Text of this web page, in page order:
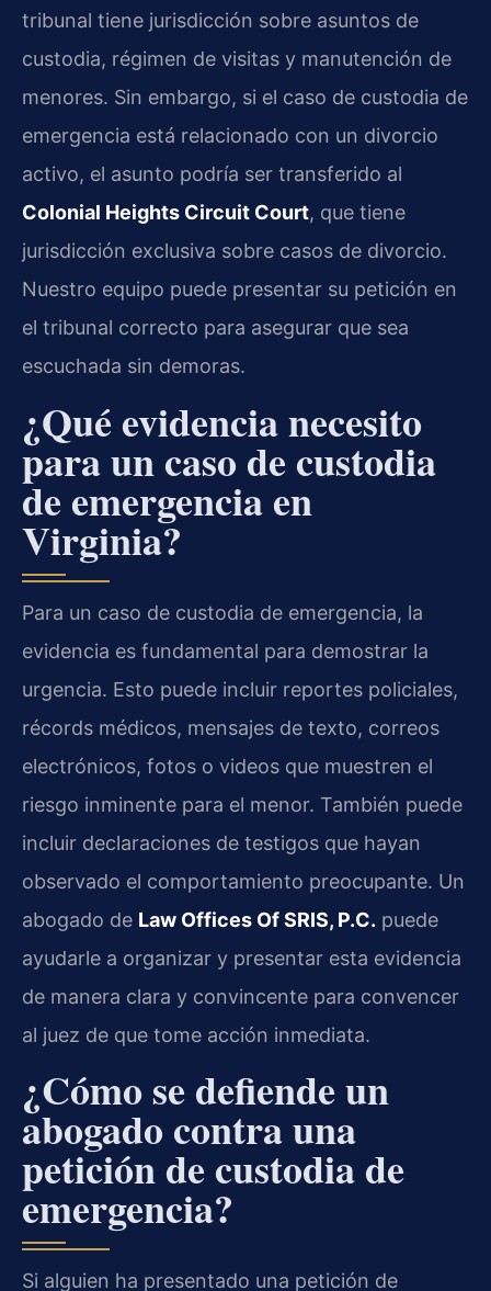
tribunal tiene jurisdicción sobre asuntos de
custodia, régimen de visitas y manutención de
menores. Sin embargo, si el caso de custodia de
emergencia está relacionado con un divorcio
activo, el asunto podría ser transferido al
Colonial Heights Circuit Court, que tiene
jurisdicción exclusiva sobre casos de divorcio.
Nuestro equipo puede presentar su petición en
el tribunal correcto para asegurar que sea
escuchada sin demoras.
¿Qué evidencia necesito
para un caso de custodia
de emergencia en
Virginia?
Para un caso de custodia de emergencia, la
evidencia es fundamental para demostrar la
urgencia. Esto puede incluir reportes policiales,
récords médicos, mensajes de texto, correos
electrónicos, fotos o videos que muestren el
riesgo inminente para el menor. También puede
incluir declaraciones de testigos que hayan
observado el comportamiento preocupante. Un
abogado de Law Offices Of SRIS, P.C. puede
ayudarle a organizar y presentar esta evidencia
de manera clara y convincente para convencer
al juez de que tome acción inmediata.
¿Cómo se defiende un
abogado contra una
petición de custodia de
emergencia?
Si alguien ha presentado una petición de